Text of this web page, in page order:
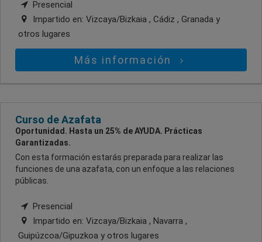
Presencial
Impartido en: Vizcaya/Bizkaia , Cádiz , Granada y
otros lugares
Más información
Curso de Azafata
Oportunidad. Hasta un 25% de AYUDA. Prácticas
Garantizadas.
Con esta formación estarás preparada para realizar las
funciones de una azafata, con un enfoque a las relaciones
públicas.
Presencial
Impartido en: Vizcaya/Bizkaia , Navarra ,
Guipúzcoa/Gipuzkoa y otros lugares